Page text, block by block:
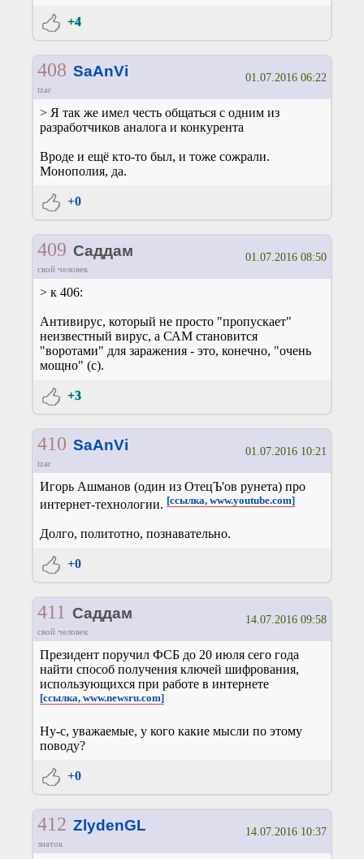
+4
408 SaAnVi
tzar
01.07.2016 06:22
> Я так же имел честь общаться с одним из
разработчиков аналога и конкурента
Вроде и ещё кто-то был, и тоже сожрали.
Монополия, да.
+0
409 Саддам
свой человек
01.07.2016 08:50
> к 406:
Антивирус, который не просто "пропускает"
неизвестный вирус, а САМ становится
"воротами" для заражения - это, конечно, "очень
мощно" (с).
+3
410 SaAnVi
tzar
01.07.2016 10:21
Игорь Ашманов (один из ОтецЪ'ов рунета) про
интернет-технологии. [ссылка, www.youtube.com]
Долго, политотно, познавательно.
+0
411 Саддам
свой человек
14.07.2016 09:58
Президент поручил ФСБ до 20 июля сего года
найти способ получения ключей шифрования,
использующихся при работе в интернете
[ссылка, www.newsru.com]
Ну-с, уважаемые, у кого какие мысли по этому
поводу?
+0
412 ZlydenGL
знаток
14.07.2016 10:37